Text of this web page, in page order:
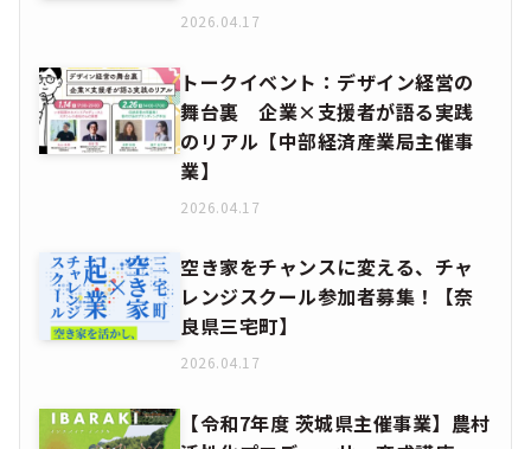
2026.04.17
トークイベント：デザイン経営の
舞台裏 企業×支援者が語る実践
のリアル【中部経済産業局主催事
業】
2026.04.17
空き家をチャンスに変える、チャ
レンジスクール参加者募集！【奈
良県三宅町】
2026.04.17
【令和7年度 茨城県主催事業】農村